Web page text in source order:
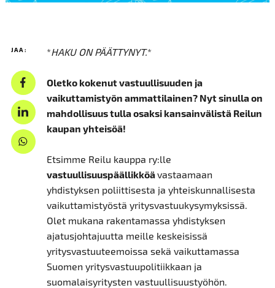
JAA: *HAKU ON PÄÄTTYNYT.*
Oletko kokenut vastuullisuuden ja
vaikuttamistyön ammattilainen? Nyt sinulla on
mahdollisuus tulla osaksi kansainvälistä Reilun
kaupan yhteisöä!
Etsimme Reilu kauppa ry:lle
vastuullisuuspäällikköävastaamaan
yhdistyksen poliittisesta ja yhteiskunnallisesta
vaikuttamistyöstä yritysvastuukysymyksissä.
Olet mukana rakentamassa yhdistyksen
ajatusjohtajuutta meille keskeisissä
yritysvastuuteemoissa sekä vaikuttamassa
Suomen yritysvastuupolitiikkaan ja
suomalaisyritysten vastuullisuustyöhön.